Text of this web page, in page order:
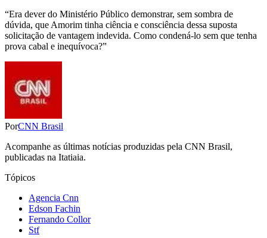
“Era dever do Ministério Público demonstrar, sem sombra de
dúvida, que Amorim tinha ciência e consciência dessa suposta
solicitação de vantagem indevida. Como condená-lo sem que tenha
prova cabal e inequívoca?”
PorCNN Brasil
Acompanhe as últimas notícias produzidas pela CNN Brasil,
publicadas na Itatiaia.
Tópicos
Agencia Cnn
Edson Fachin
Fernando Collor
Stf